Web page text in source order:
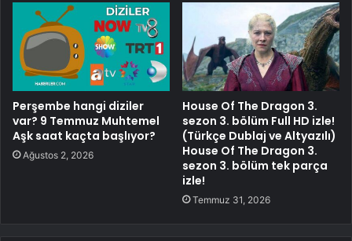
Perşembe hangi diziler
var? 9 Temmuz Muhtemel
Aşk saat kaçta başlıyor?
Ağustos 2, 2026
House Of The Dragon 3.
sezon 3. bölüm Full HD izle!
(Türkçe Dublaj ve Altyazılı)
House Of The Dragon 3.
sezon 3. bölüm tek parça
izle!
Temmuz 31, 2026